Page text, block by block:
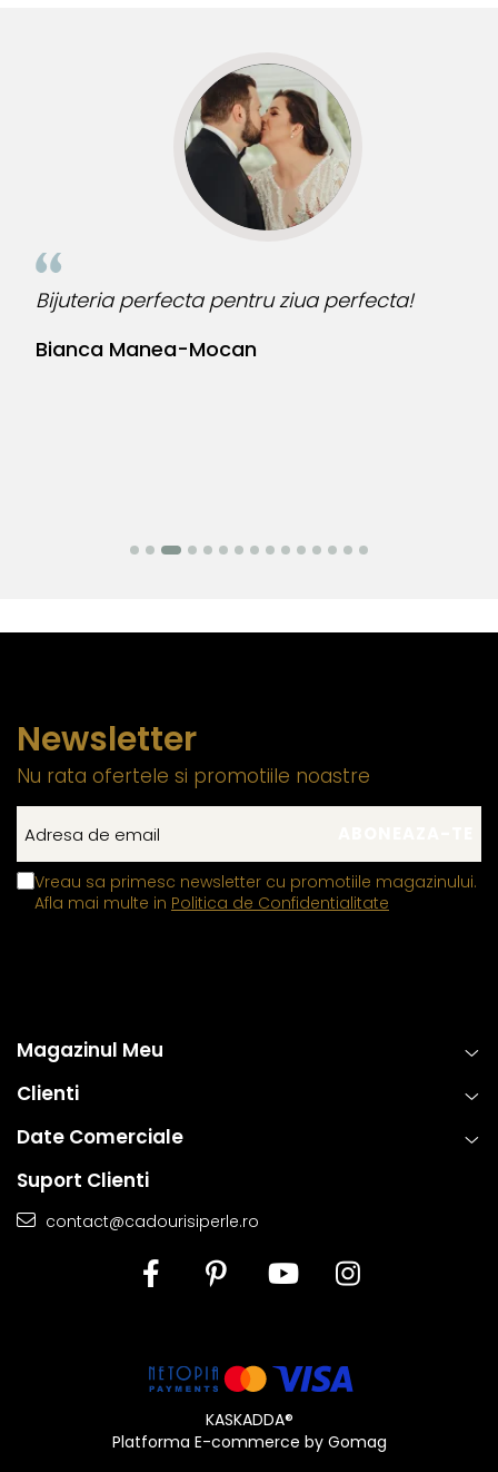
Bianca Manea-Mocan
Bijuteria perfecta pentru ziua perfecta!
Newsletter
Nu rata ofertele si promotiile noastre
Vreau sa primesc newsletter cu promotiile magazinului.
Afla mai multe in Politica de Confidentialitate
Magazinul Meu
Clienti
Date Comerciale
Suport Clienti
contact@cadourisiperle.ro
KASKADDA®
Platforma E-commerce by Gomag